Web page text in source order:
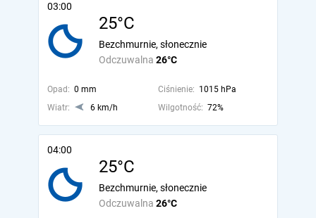
03:00
25°C
Odczuwalna 26°C
Bezchmurnie, słonecznie
Opad: 0 mm Ciśnienie: 1015 hPa
Wiatr:
6 km/h Wilgotność: 72%
04:00
25°C
Odczuwalna 26°C
Bezchmurnie, słonecznie